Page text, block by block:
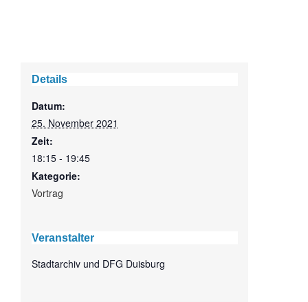
Details
Datum:
25. November 2021
Zeit:
18:15 - 19:45
Kategorie:
Vortrag
Veranstalter
Stadtarchiv und DFG Duisburg